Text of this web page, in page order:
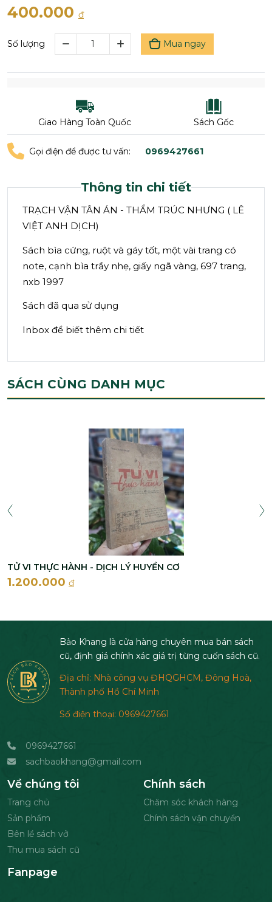
400.000 đ
Số lượng Mua ngay
Giao Hàng Toàn Quốc Sách Gốc
Gọi điện để được tư vấn: 0969427661
Thông tin chi tiết
TRẠCH VẬN TÂN ÁN - THẨM TRÚC NHƯNG ( LÊ
VIỆT ANH DỊCH)
Sách bìa cứng, ruột và gáy tốt, một vài trang có
note, cạnh bìa trầy nhẹ, giấy ngã vàng, 697 trang,
nxb 1997
Sách đã qua sử dụng
Inbox để biết thêm chi tiết
SÁCH CÙNG DANH MỤC
TỬ VI THỰC HÀNH - DỊCH LÝ HUYỀN CƠ
1.200.000 đ
Bảo Khang là cửa hàng chuyên mua bán sách
cũ, định giá chính xác giá trị từng cuốn sách cũ.
Địa chỉ: Nhà công vụ ĐHQGHCM, Đông Hoà,
Thành phố Hồ Chí Minh
Số điện thoại: 0969427661
0969427661
sachbaokhang@gmail.com
Về chúng tôi
Trang chủ
Sản phẩm
Bên lề sách vở
Thu mua sách cũ
Chính sách
Chăm sóc khách hàng
Chính sách vận chuyển
Fanpage